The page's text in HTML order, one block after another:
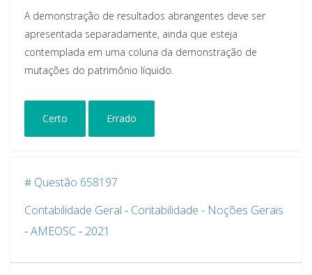
A demonstração de resultados abrangentes deve ser
apresentada separadamente, ainda que esteja
contemplada em uma coluna da demonstração de
mutações do patrimônio líquido.
Certo Errado
# Questão 658197
Contabilidade Geral - Contabilidade - Noções Gerais
-AMEOSC- 2021